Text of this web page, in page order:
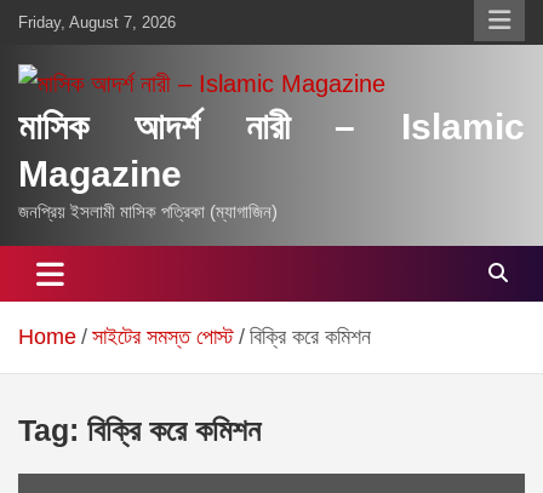
Skip
content
Friday, August 7, 2026
মাসিক আদর্শ নারী – Islamic
Magazine
জনপ্রিয় ইসলামী মাসিক পত্রিকা (ম্যাগাজিন)
Home সাইটের সমস্ত পোস্ট বিক্রি করে কমিশন
Tag: বিক্রি করে কমিশন